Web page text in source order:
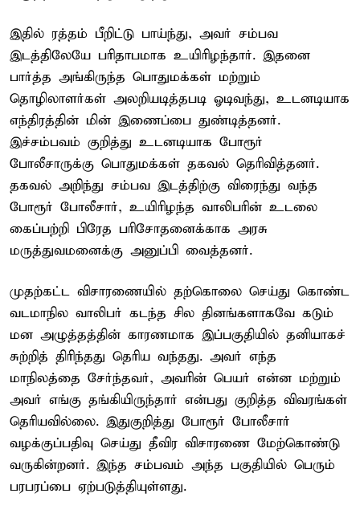
இதில் ரத்தம் பீறிட்டு பாய்ந்து, அவர் சம்பவ
இடத்திலேயே பரிதாபமாக உயிரிழந்தார். இதனை
பார்த்த அங்கிருந்த பொதுமக்கள் மற்றும்
தொழிலாளர்கள் அலறியடித்தபடி ஓடிவந்து, உடனடியாக
எந்திரத்தின் மின் இணைப்பை துண்டித்தனர்.
இச்சம்பவம் குறித்து உடனடியாக போரூர்
போலீசாருக்கு பொதுமக்கள் தகவல் தெரிவித்தனர்.
தகவல் அறிந்து சம்பவ இடத்திற்கு விரைந்து வந்த
போரூர் போலீசார், உயிரிழந்த வாலிபரின் உடலை
கைப்பற்றி பிரேத பரிசோதனைக்காக அரசு
மருத்துவமனைக்கு அனுப்பி வைத்தனர்.
முதற்கட்ட விசாரணையில் தற்கொலை செய்து கொண்ட
வடமாநில வாலிபர் கடந்த சில தினங்களாகவே கடும்
மன அழுத்தத்தின் காரணமாக இப்பகுதியில் தனியாகச்
சுற்றித் திரிந்தது தெரிய வந்தது. அவர் எந்த
மாநிலத்தை சேர்ந்தவர், அவரின் பெயர் என்ன மற்றும்
அவர் எங்கு தங்கியிருந்தார் என்பது குறித்த விவரங்கள்
தெரியவில்லை. இதுகுறித்து போரூர் போலீசார்
வழக்குப்பதிவு செய்து தீவிர விசாரணை மேற்கொண்டு
வருகின்றனர். இந்த சம்பவம் அந்த பகுதியில் பெரும்
பரபரப்பை ஏற்படுத்தியுள்ளது.